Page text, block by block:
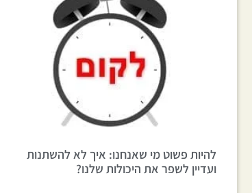
להיות פשוט מי שאנחנו: איך לא להשתנות
ועדיין לשפר את היכולות שלנו?